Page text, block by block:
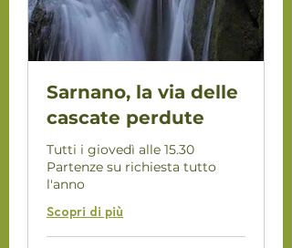
Sarnano, la via delle
cascate perdute
Tutti i giovedì alle 15.30
Partenze su richiesta tutto
l'anno
Scopri di più